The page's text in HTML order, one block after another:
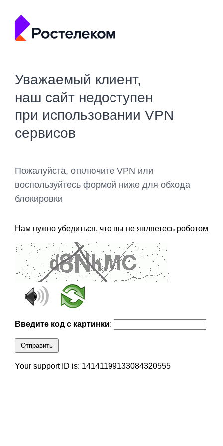
Уважаемый клиент,
наш сайт недоступен
при использовании VPN
сервисов
Пожалуйста, отключите VPN или
воспользуйтесь формой ниже для обхода
блокировки
Нам нужно убедиться, что вы не являетесь роботом
Введите код с картинки:
Отправить
Your support ID is: 14141199133084320555